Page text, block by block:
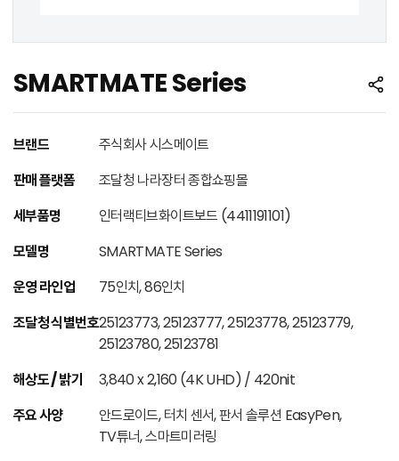
SMARTMATE Series
브랜드
주식회사 시스메이트
판매 플랫폼
조달청 나라장터 종합쇼핑몰
세부품명
인터랙티브화이트보드 (4411191101)
모델명
SMARTMATE Series
운영 라인업
75인치, 86인치
조달청 식별번호25123773, 25123777, 25123778, 25123779,
25123780, 25123781
해상도 / 밝기
3,840 x 2,160 (4K UHD) / 420nit
주요 사양
안드로이드, 터치 센서, 판서 솔루션 EasyPen,
TV튜너, 스마트미러링